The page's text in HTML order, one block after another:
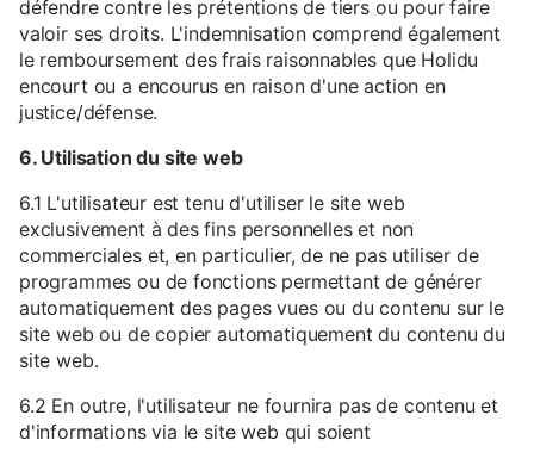
défendre contre les prétentions de tiers ou pour faire
valoir ses droits. L'indemnisation comprend également
le remboursement des frais raisonnables que Holidu
encourt ou a encourus en raison d'une action en
justice/défense.
6. Utilisation du site web
6.1 L'utilisateur est tenu d'utiliser le site web
exclusivement à des fins personnelles et non
commerciales et, en particulier, de ne pas utiliser de
programmes ou de fonctions permettant de générer
automatiquement des pages vues ou du contenu sur le
site web ou de copier automatiquement du contenu du
site web.
6.2 En outre, l'utilisateur ne fournira pas de contenu et
d'informations via le site web qui soient